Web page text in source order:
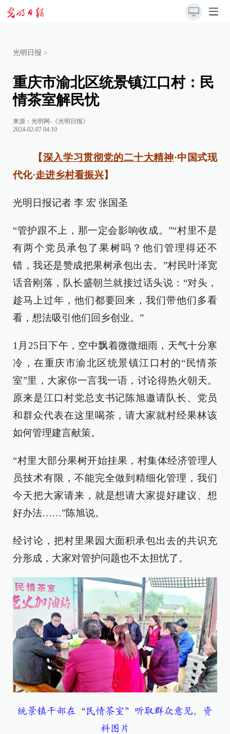
光明日报 >
重庆市渝北区统景镇江口村：民
情茶室解民忧
来源： 光明网-《光明日报》
2024-02-07 04:10
【深入学习贯彻党的二十大精神·中国式现
代化·走进乡村看振兴】
光明日报记者 李 宏 张国圣
“管护跟不上，那一定会影响收成。”“村里不是
有两个党员承包了果树吗？他们管理得还不
错，我还是赞成把果树承包出去。”村民叶泽宽
话音刚落，队长盛朝兰就接过话头说：“对头，
趁马上过年，他们都要回来，我们带他们多看
看，想法吸引他们回乡创业。”
1月25日下午，空中飘着微微细雨，天气十分寒
冷，在重庆市渝北区统景镇江口村的“民情茶
室”里，大家你一言我一语，讨论得热火朝天。
原来是江口村党总支书记陈旭邀请队长、党员
和群众代表在这里喝茶，请大家就村经果林该
如何管理建言献策。
“村里大部分果树开始挂果，村集体经济管理人
员技术有限，不能完全做到精细化管理，我们
今天把大家请来，就是想请大家提好建议、想
好办法……”陈旭说。
经讨论，把村里果园大面积承包出去的共识充
分形成，大家对管护问题也不太担忧了。
统景镇干部在“民情茶室”听取群众意见。资
料图片